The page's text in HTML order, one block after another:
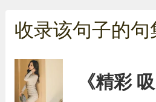
收录该句子的句
《精彩